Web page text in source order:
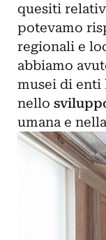
quesiti
potevamo
regionali e
abbiamo
musei di enti
nello
umana e